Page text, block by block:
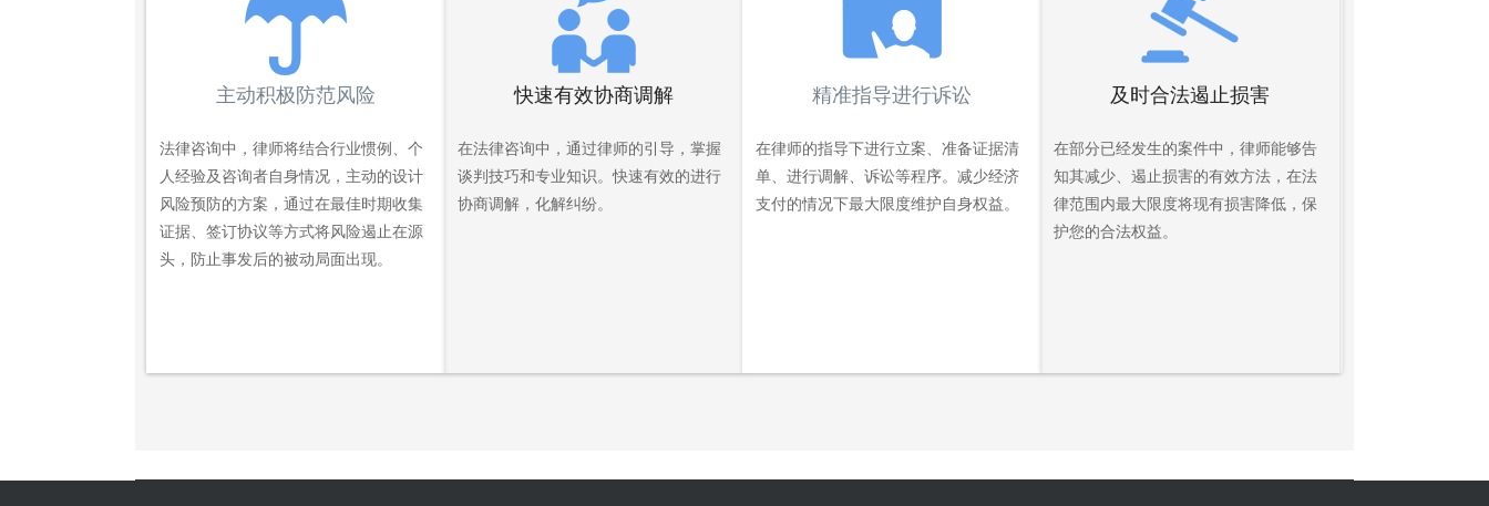
主动积极防范风险
法律咨询中，律师将结合行业惯例、个
人经验及咨询者自身情况，主动的设计
风险预防的方案，通过在最佳时期收集
证据、签订协议等方式将风险遏止在源
头，防止事发后的被动局面出现。
快速有效协商调解
在法律咨询中，通过律师的引导，掌握
谈判技巧和专业知识。快速有效的进行
协商调解，化解纠纷。
精准指导进行诉讼
在律师的指导下进行立案、准备证据清
单、进行调解、诉讼等程序。减少经济
支付的情况下最大限度维护自身权益。
及时合法遏止损害
在部分已经发生的案件中，律师能够告
知其减少、遏止损害的有效方法，在法
律范围内最大限度将现有损害降低，保
护您的合法权益。